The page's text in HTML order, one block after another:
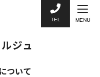
TEL MENU
ジュ
ついて